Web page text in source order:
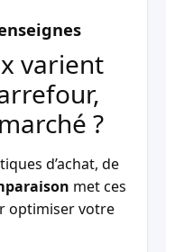
varient
?
d’achat, de
met ces
optimiser votre